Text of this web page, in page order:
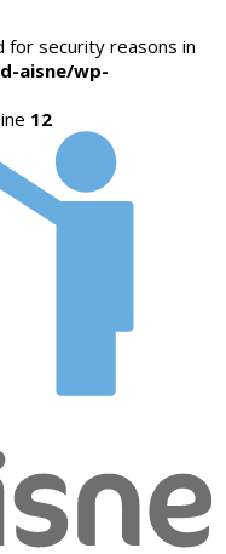
for security reasons in
aisne/wp-
12